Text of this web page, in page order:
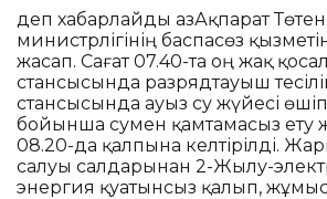
деп хабарлайды ҚазАқпарат
министрлігінің баспасөз
жасап. Сағат 07.40-та оң жақ
стансысында разрядтауыш
стансысында ауыз су жүйесі өшіп
бойынша сумен қамтамасыз ету
08.20-да қалпына келтірілді.
салуы салдарынан 2-Жылу-
энергия қуатынсыз қалып,